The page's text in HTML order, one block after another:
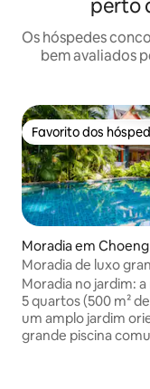
perto
Os hóspedes
bem avaliados
Favorito dos
Favorito dos
Moradia em
Moradia de luxo
A pé da praia.
Moradia no jardim:
5 quartos (500 m²
um amplo jardim
grande piscina